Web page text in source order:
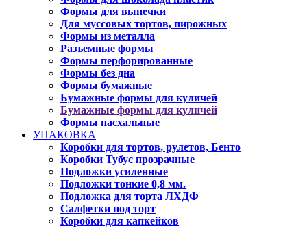
Формы для выпечки
Для муссовых тортов, пирожных
Формы из металла
Разъемные формы
Формы перфорированные
Формы без дна
Формы бумажные
Бумажные формы для куличей
Бумажные формы для куличей
Формы пасхальные
УПАКОВКА
Коробки для тортов, рулетов, Бенто
Коробки Тубус прозрачные
Подложки усиленные
Подложки тонкие 0,8 мм.
Подложка для торта ЛХДФ
Салфетки под торт
Коробки для капкейков